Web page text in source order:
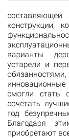
конструкции,
варианты
устарели и
смогли стать
сочетать
год
Благодаря
приобретают